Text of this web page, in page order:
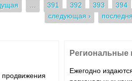
391 392 393 394
следующая ›
продвижения
Региональные
Ежегодно